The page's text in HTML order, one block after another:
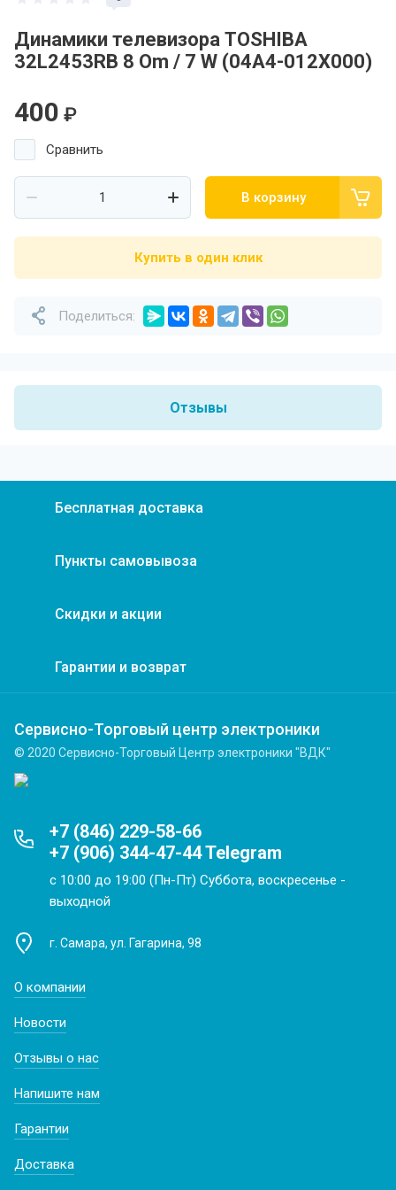
Динамики телевизора TOSHIBA
32L2453RB 8 Om / 7 W (04A4-012X000)
400 ₽
Сравнить
В корзину
Купить в один клик
Поделиться:
Отзывы
Бесплатная доставка
Пункты самовывоза
Скидки и акции
Гарантии и возврат
Сервисно-Торговый центр электроники
© 2020 Сервисно-Торговый Центр электроники "ВДК"
+7 (846) 229-58-66
+7 (906) 344-47-44 Telegram
с 10:00 до 19:00 (Пн-Пт) Суббота, воскресенье -
выходной
г. Самара, ул. Гагарина, 98
О компании
Новости
Отзывы о нас
Напишите нам
Гарантии
Доставка